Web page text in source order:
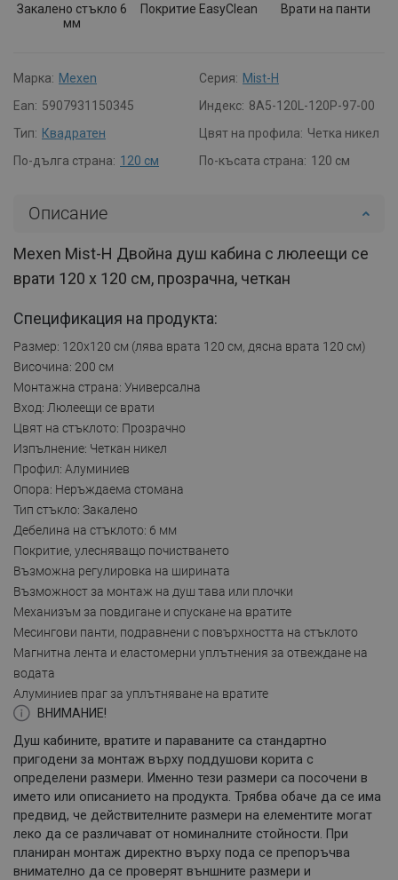
Закалено стъкло 6
мм
Покритие EasyClean Врати на панти
Марка: Mexen Серия: Mist-H
Ean: 5907931150345 Индекс: 8A5-120L-120P-97-00
Тип: Квадратен Цвят на профила: Четка никел
По-дълга страна: 120 см По-късата страна: 120 см
Описание
Mexen Mist-H Двойна душ кабина с люлеещи се
врати 120 x 120 см, прозрачна, четкан
Спецификация на продукта:
Размер: 120x120 см (лява врата 120 см, дясна врата 120 см)
Височина: 200 см
Монтажна страна: Универсална
Вход: Люлеещи се врати
Цвят на стъклото: Прозрачно
Изпълнение: Четкан никел
Профил: Алуминиев
Опора: Неръждаема стомана
Тип стъкло: Закалено
Дебелина на стъклото: 6 мм
Покритие, улесняващо почистването
Възможна регулировка на ширината
Възможност за монтаж на душ тава или плочки
Механизъм за повдигане и спускане на вратите
Месингови панти, подравнени с повърхността на стъклото
Магнитна лента и еластомерни уплътнения за отвеждане на
водата
Алуминиев праг за уплътняване на вратите
ВНИМАНИЕ!
Душ кабините, вратите и параваните са стандартно
пригодени за монтаж върху поддушови корита с
определени размери. Именно тези размери са посочени в
името или описанието на продукта. Трябва обаче да се има
предвид, че действителните размери на елементите могат
леко да се различават от номиналните стойности. При
планиран монтаж директно върху пода се препоръчва
внимателно да се проверят външните размери и